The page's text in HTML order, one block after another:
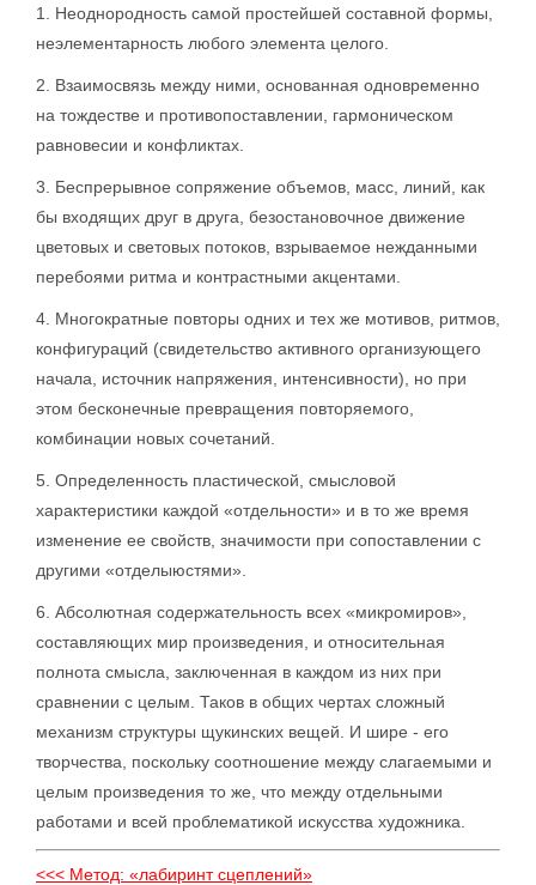
1. Неоднородность самой простейшей составной формы,
неэлементарность любого элемента целого.
2. Взаимосвязь между ними, основанная одновременно
на тождестве и противопоставлении, гармоническом
равновесии и конфликтах.
3. Беспрерывное сопряжение объемов, масс, линий, как
бы входящих друг в друга, безостановочное движение
цветовых и световых потоков, взрываемое нежданными
перебоями ритма и контрастными акцентами.
4. Многократные повторы одних и тех же мотивов, ритмов,
конфигураций (свидетельство активного организующего
начала, источник напряжения, интенсивности), но при
этом бесконечные превращения повторяемого,
комбинации новых сочетаний.
5. Определенность пластической, смысловой
характеристики каждой «отдельности» и в то же время
изменение ее свойств, значимости при сопоставлении с
другими «отделыюстями».
6. Абсолютная содержательность всех «микромиров»,
составляющих мир произведения, и относительная
полнота смысла, заключенная в каждом из них при
сравнении с целым. Таков в общих чертах сложный
механизм структуры щукинских вещей. И шире - его
творчества, поскольку соотношение между слагаемыми и
целым произведения то же, что между отдельными
работами и всей проблематикой искусства художника.
<<< Метод: «лабиринт сцеплений»